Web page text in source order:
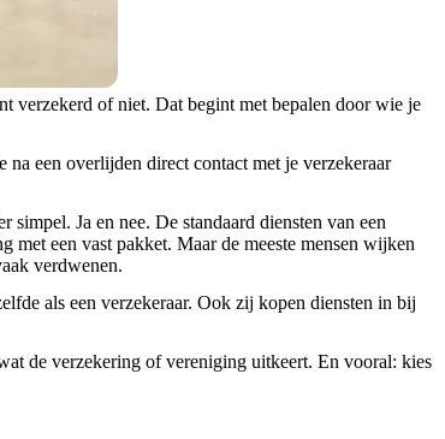
verzekerd of niet. Dat begint met bepalen door wie je
een overlijden direct contact met je verzekeraar
Ja en nee. De standaard diensten van een
met een vast pakket. Maar de meeste mensen wijken
verdwenen.
als een verzekeraar. Ook zij kopen diensten in bij
de verzekering of vereniging uitkeert. En vooral: kies